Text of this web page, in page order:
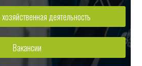
деятельность
Вакансии